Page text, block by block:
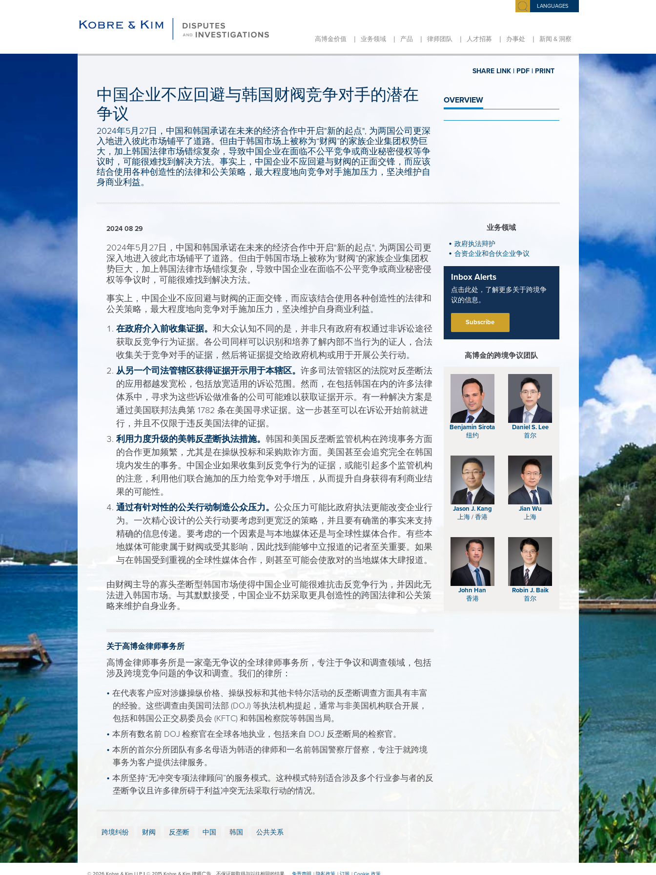
LANGUAGES
高博金价值 | 业务领域 | 产品 | 律师团队 | 人才招募 | 办事处 | 新闻 & 洞察
PRINT
PDF |
SHARE LINK |
中国企业不应回避与韩国财阀竞争对手的潜在
争议
2024年5月27日，中国和韩国承诺在未来的经济合作中开启"新的起点", 为两国公司更深
入地进入彼此市场铺平了道路。但由于韩国市场上被称为“财阀”的家族企业集团权势巨
大，加上韩国法律市场错综复杂，导致中国企业在面临不公平竞争或商业秘密侵权等争
议时，可能很难找到解决方法。事实上，中国企业不应回避与财阀的正面交锋，而应该
结合使用各种创造性的法律和公关策略，最大程度地向竞争对手施加压力，坚决维护自
身商业利益。
OVERVIEW
2024 08 29
2024年5月27日，中国和韩国承诺在未来的经济合作中开启"新的起点", 为两国公司更
深入地进入彼此市场铺平了道路。但由于韩国市场上被称为“财阀”的家族企业集团权
势巨大，加上韩国法律市场错综复杂，导致中国企业在面临不公平竞争或商业秘密侵
权等争议时，可能很难找到解决方法。
事实上，中国企业不应回避与财阀的正面交锋，而应该结合使用各种创造性的法律和
公关策略，最大程度地向竞争对手施加压力，坚决维护自身商业利益。
在政府介入前收集证据。 和大众认知不同的是，并非只有政府有权通过非诉讼途径
获取反竞争行为证据。各公司同样可以识别和培养了解内部不当行为的证人，合法
收集关于竞争对手的证据，然后将证据提交给政府机构或用于开展公关行动。
从另一个司法管辖区获得证据开示用于本辖区。 许多司法管辖区的法院对反垄断法
的应用都越发宽松，包括放宽适用的诉讼范围。然而，在包括韩国在内的许多法律
体系中，寻求为这些诉讼做准备的公司可能难以获取证据开示。有一种解决方案是
通过美国联邦法典第 1782 条在美国寻求证据。这一步甚至可以在诉讼开始前就进
行，并且不仅限于违反美国法律的证据。
利用力度升级的美韩反垄断执法措施。 韩国和美国反垄断监管机构在跨境事务方面
的合作更加频繁，尤其是在操纵投标和采购欺诈方面。美国甚至会追究完全在韩国
境内发生的事务。中国企业如果收集到反竞争行为的证据，或能引起多个监管机构
的注意，利用他们联合施加的压力给竞争对手增压，从而提升自身获得有利商业结
果的可能性。
通过有针对性的公关行动制造公众压力。 公众压力可能比政府执法更能改变企业行
为。一次精心设计的公关行动要考虑到更宽泛的策略，并且要有确凿的事实来支持
精确的信息传递。要考虑的一个因素是与本地媒体还是与全球性媒体合作。有些本
地媒体可能隶属于财阀或受其影响，因此找到能够中立报道的记者至关重要。如果
与在韩国受到重视的全球性媒体合作，则甚至可能会使敌对的当地媒体大肆报道。
由财阀主导的寡头垄断型韩国市场使得中国企业可能很难抗击反竞争行为，并因此无
法进入韩国市场。与其默默接受，中国企业不妨采取更具创造性的跨国法律和公关策
略来维护自身业务。
关于高博金律师事务所
高博金律师事务所是一家毫无争议的全球律师事务所，专注于争议和调查领域，包括
涉及跨境竞争问题的争议和调查。我们的律所：
在代表客户应对涉嫌操纵价格、操纵投标和其他卡特尔活动的反垄断调查方面具有丰富
的经验。这些调查由美国司法部 (DOJ) 等执法机构提起，通常与非美国机构联合开展，
包括和韩国公正交易委员会 (KFTC) 和韩国检察院等韩国当局。
本所有数名前 DOJ 检察官在全球各地执业，包括来自 DOJ 反垄断局的检察官。
本所的首尔分所团队有多名母语为韩语的律师和一名前韩国警察厅督察，专注于就跨境
事务为客户提供法律服务。
本所坚持“无冲突专项法律顾问”的服务模式。这种模式特别适合涉及多个行业参与者的反
垄断争议且许多律所碍于利益冲突无法采取行动的情况。
业务领域
政府执法辩护
合资企业和合伙企业争议
Inbox Alerts
点击此处，了解更多关于跨境争
议的信息。
Subscribe
高博金的跨境争议团队
Benjamin Sirota
纽约
Daniel S. Lee
首尔
Jason J. Kang
上海/香港
Jian Wu
上海
John Han
香港
Robin J. Baik
首尔
跨境纠纷 财阀 反垄断 中国 韩国 公共关系
|